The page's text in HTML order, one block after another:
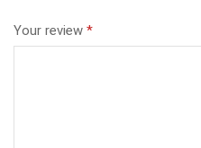
Your review *